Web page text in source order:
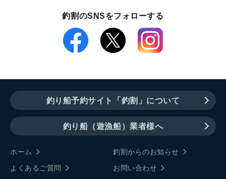
釣割のSNSをフォローする
釣り船予約サイト「釣割」について
釣り船（遊漁船）業者様へ
ホーム
釣割からのお知らせ
よくあるご質問
お問い合わせ